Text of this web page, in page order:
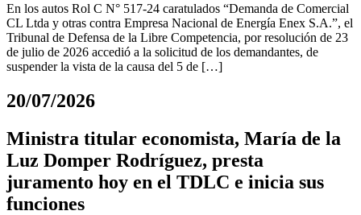
En los autos Rol C N° 517-24 caratulados “Demanda de Comercial
CL Ltda y otras contra Empresa Nacional de Energía Enex S.A.”, el
Tribunal de Defensa de la Libre Competencia, por resolución de 23
de julio de 2026 accedió a la solicitud de los demandantes, de
suspender la vista de la causa del 5 de […]
20/07/2026
Ministra titular economista, María de la
Luz Domper Rodríguez, presta
juramento hoy en el TDLC e inicia sus
funciones